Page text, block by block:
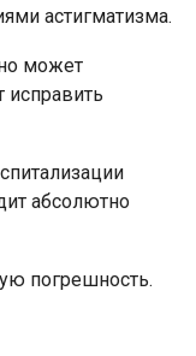
астигматизма.
может
исправить
абсолютно
погрешность.